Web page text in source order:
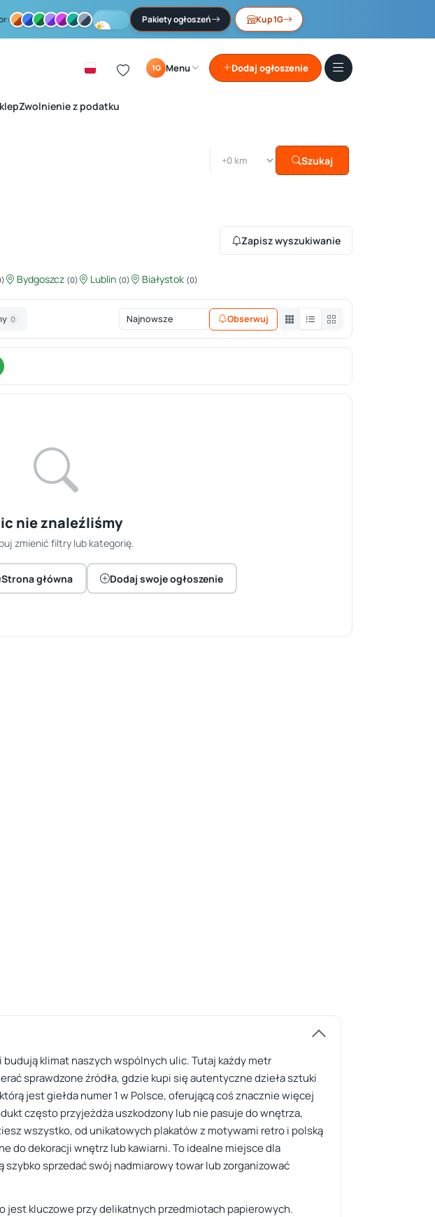
Pakiety ogłoszeń Kup 1G
1G Menu Dodaj ogłoszenie
Zwolnienie z podatku
Szukaj
Zapisz wyszukiwanie
Bydgoszcz (0) Lublin (0) Białystok (0)
0 Obserwuj
nie znaleźliśmy
zmienić filtry lub kategorię.
Strona główna Dodaj swoje ogłoszenie
klimat naszych wspólnych ulic. Tutaj każdy metr
sprawdzone źródła, gdzie kupi się autentyczne dzieła sztuki
jest giełda numer 1 w Polsce, oferującą coś znacznie więcej
często przyjeżdża uszkodzony lub nie pasuje do wnętrza,
wszystko, od unikatowych plakatów z motywami retro i polską
do dekoracji wnętrz lub kawiarni. To idealne miejsce dla
sprzedać swój nadmiarowy towar lub zorganizować
jest kluczowe przy delikatnych przedmiotach papierowych.